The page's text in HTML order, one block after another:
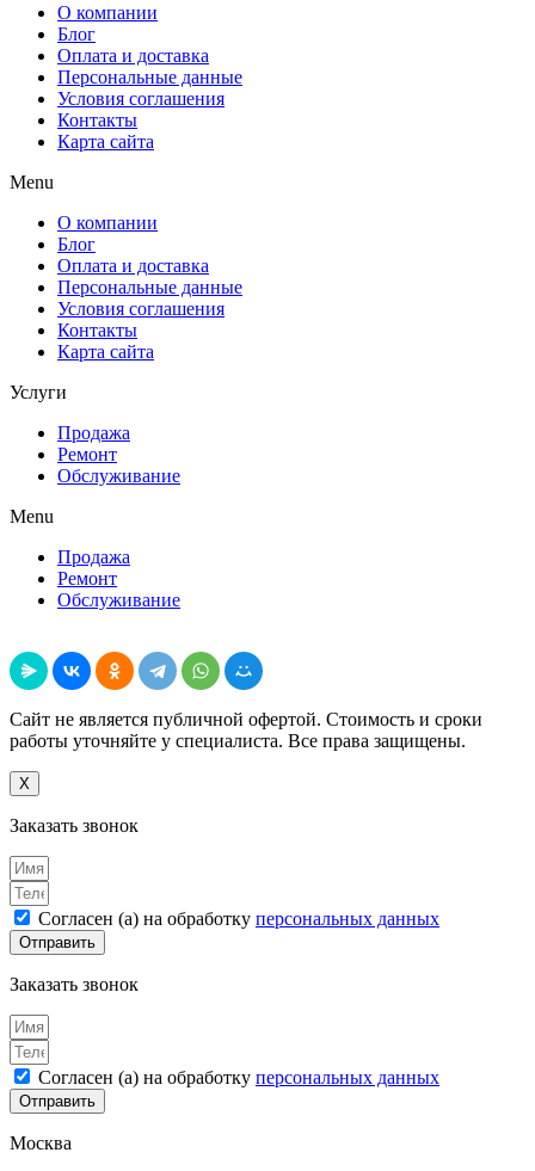
О компании
Блог
Оплата и доставка
Персональные данные
Условия соглашения
Контакты
Карта сайта
Menu
О компании
Блог
Оплата и доставка
Персональные данные
Условия соглашения
Контакты
Карта сайта
Услуги
Продажа
Ремонт
Обслуживание
Menu
Продажа
Ремонт
Обслуживание
Сайт не является публичной офертой. Стоимость и сроки
работы уточняйте у специалиста. Все права защищены.
X
Заказать звонок
Согласен (а) на обработку персональных данных
Отправить
Заказать звонок
Согласен (а) на обработку персональных данных
Отправить
Москва